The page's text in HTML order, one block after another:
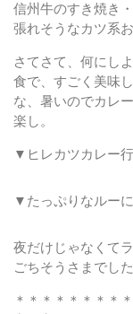
信州牛のすき焼き
張れそうなカツ系
さてさて、何にし
食で、すごく美味
な、暑いのでカレ
楽し。
▼ヒレカツカレー
▼たっぷりなルー
夜だけじゃなくて
ごちそうさまでした
＊＊＊＊＊＊＊＊